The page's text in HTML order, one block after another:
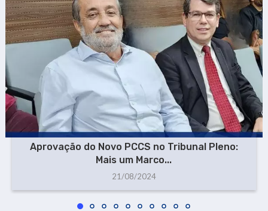
Aprovação do Novo PCCS no Tribunal Pleno:
Mais um Marco...
21/08/2024